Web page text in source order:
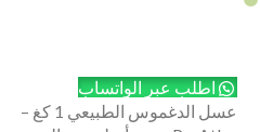
اطلب عبر الواتساب
عسل الدغموس الطبيعي 1 كغ –